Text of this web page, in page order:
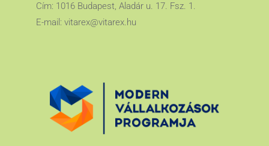
Cím: 1016 Budapest, Aladár u. 17. Fsz. 1.
E-mail: vitarex@vitarex.hu